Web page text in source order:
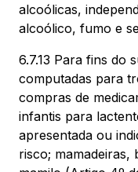
alcoólicas,
alcoólico, fumo e
6.7.13 Para fins do
computadas para
compras de
infantis para
apresentada ou
risco;